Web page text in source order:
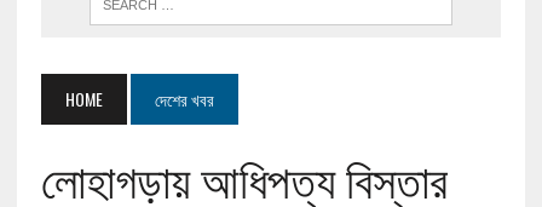
HOME দেশের খবর
লোহাগড়ায় আধিপত্য বিস্তার